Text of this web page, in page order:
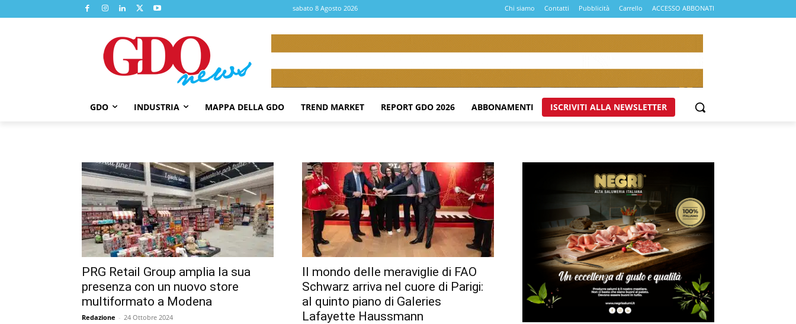
sabato 8 Agosto 2026 Chi siamo Contatti Pubblicità Carrello ACCESSO ABBONATI
GDO INDUSTRIA MAPPA DELLA GDO TREND MARKET REPORT GDO 2026 ABBONAMENTI ISCRIVITI ALLA NEWSLETTER
PRG Retail Group amplia la sua
presenza con un nuovo store
multiformato a Modena
Redazione - 24 Ottobre 2024
Il mondo delle meraviglie di FAO
Schwarz arriva nel cuore di Parigi:
al quinto piano di Galeries
Lafayette Haussmann